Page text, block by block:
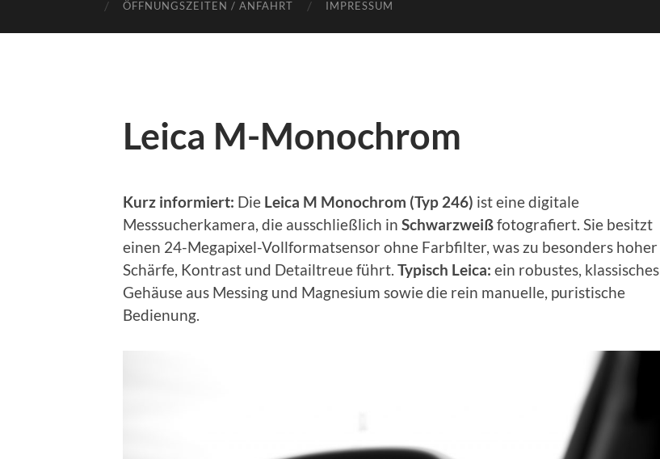
ÖFFNUNGSZEITEN / ANFAHRT IMPRESSUM
Leica M-Monochrom
Kurz informiert: Die Leica M Monochrom (Typ 246) ist eine digitale
Messsucherkamera, die ausschließlich in Schwarzweißfotografiert. Sie besitzt
einen 24-Megapixel-Vollformatsensor ohne Farbfilter, was zu besonders hoher
Schärfe, Kontrast und Detailtreue führt. Typisch Leica: ein robustes, klassisches
Gehäuse aus Messing und Magnesium sowie die rein manuelle, puristische
Bedienung.